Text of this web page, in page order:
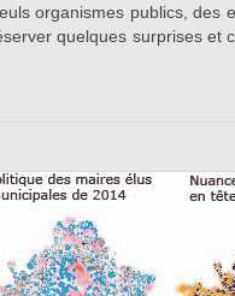
organismes publics, des
quelques surprises